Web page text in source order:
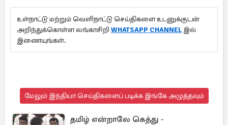
உள்நாட்டு மற்றும் வெளிநாட்டு செய்திகளை உடனுக்குடன்
அறிந்துக்கொள்ள லங்காசிறி WHATSAPP CHANNEL இல்
இணையுங்கள்.
மேலும் இந்தியா செய்திகளைப் படிக்க இங்கே அழுத்தவும்
தமிழ் என்றாலே கெத்து -